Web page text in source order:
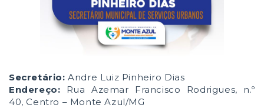
Secretário:Andre Luiz Pinheiro Dias
Endereço: Rua Azemar Francisco Rodrigues, n.º
40, Centro – Monte Azul/MG